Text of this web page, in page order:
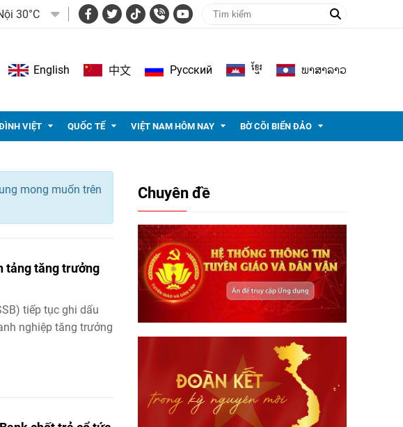
30°C
English 中文 Pусский ខ្មែរ ພາ​ສາ​ລາວ
VIỆT QUỐC TẾ VIỆT NAM HÔM NAY BỜ CÕI BIỂN ĐẢO
mong muốn trên
tảng tăng trưởng
tiếp tục ghi dấu
nghiệp tăng trưởng
Chuyên đề